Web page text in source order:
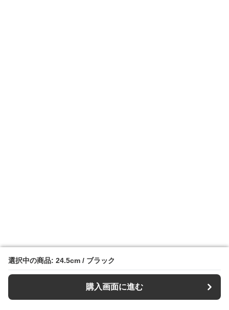
選択中の商品: 24.5cm / ブラック
購入画面に進む
選択中の商品: 24.5cm / ブラック
購入画面に進む